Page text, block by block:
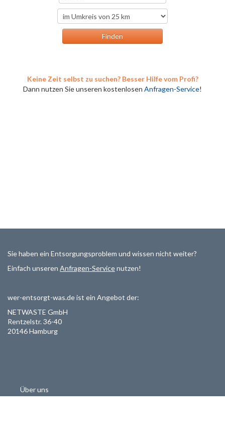
Keine Zeit selbst zu suchen? Besser Hilfe vom Profi?
Dann nutzen Sie unseren kostenlosen Anfragen-Service!
Sie haben ein Entsorgungsproblem und wissen nicht weiter?
Einfach unseren Anfragen-Servicenutzen!
wer-entsorgt-was.de ist ein Angebot der:
NETWASTE GmbH
Rentzelstr. 36-40
20146 Hamburg
Über uns